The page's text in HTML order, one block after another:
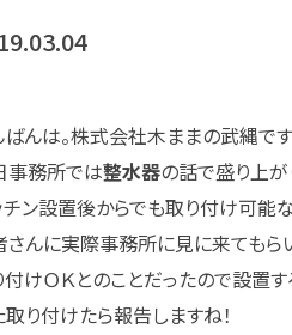
ばんは。株式会社木ままの武縄です
事務所では整水器の話で盛り上が
ン設置後からでも取り付け可能な
さんに実際事務所に見に来てもら
けＯＫとのことだったので設置す
取り付けたら報告しますね！